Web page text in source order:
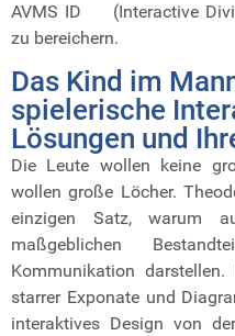
AVMS ID (Interactive
zu bereichern.
Das Kind im
spielerische
Lösungen und
Die Leute wollen keine
wollen große Löcher.
einzigen Satz, warum
maßgeblichen
Kommunikation
starrer Exponate und
interaktives Design von